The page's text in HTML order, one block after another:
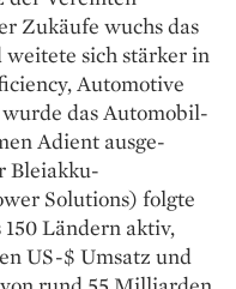
Zukäufe wuchs das
sich stärker in
Automotive
wurde das Automobil­
Adient ausge­
Bleiakku­
Solu­tions) folgte
Ländern aktiv,
US-$ Umsatz und